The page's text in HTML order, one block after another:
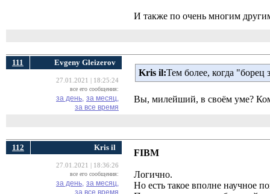
И также по очень многим
111 Evgeny Gleizerov
27.01.2021 | 18:25:24
все его сообщения:
за день, за месяц,
за все время
Kris il:Тем более, когда "борец
Вы, милейший, в своём уме?
112 Kris il
27.01.2021 | 18:36:26
все его сообщения:
за день, за месяц,
за все время
FIBM
Логично.
Но есть такое вполне научное